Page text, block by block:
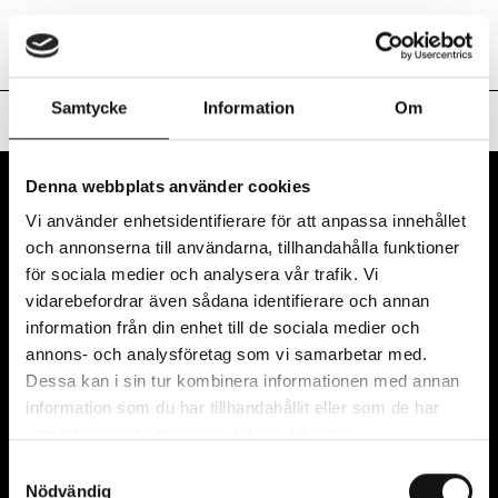
Samtycke Information Om
Denna webbplats använder cookies
Vi använder enhetsidentifierare för att anpassa innehållet
och annonserna till användarna, tillhandahålla funktioner
för sociala medier och analysera vår trafik. Vi
vidarebefordrar även sådana identifierare och annan
information från din enhet till de sociala medier och
annons- och analysföretag som vi samarbetar med.
Dessa kan i sin tur kombinera informationen med annan
information som du har tillhandahållit eller som de har
Nödvändig
Art Inside Out Nuvarande
SvEn
Hem/#10 Störningar i utopin, kvarglömda platser
Art Inside Out drivs av Region Halland i samarbete
med Hallands sex kommuner: Kungsbacka,
Varberg, Falkenberg, Halmstad, Hylte och Laholm.
VÅRT NYHETSBREV